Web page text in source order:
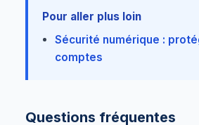
Pour aller plus loin
Sécurité numérique :
comptes
Questions fréquentes